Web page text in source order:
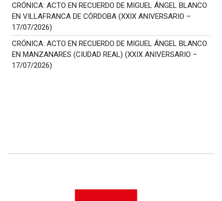
CRÓNICA: ACTO EN RECUERDO DE MIGUEL ÁNGEL BLANCO
EN VILLAFRANCA DE CÓRDOBA (XXIX ANIVERSARIO –
17/07/2026)
CRÓNICA: ACTO EN RECUERDO DE MIGUEL ÁNGEL BLANCO
EN MANZANARES (CIUDAD REAL) (XXIX ANIVERSARIO –
17/07/2026)